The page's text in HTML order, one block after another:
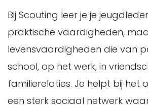
Bij Scouting leer je je
praktische vaardigheden,
levensvaardigheden die van
school, op het werk, in
familierelaties. Je helpt bij het
een sterk sociaal netwerk